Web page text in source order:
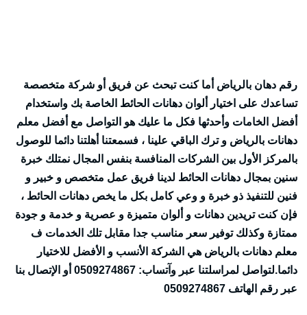
رقم دهان بالرياض أما كنت تبحث عن فريق أو شركة متخصصة
تساعدك على اختيار ألوان دهانات الحائط الخاصة بك واستخدام
أفضل الخامات وأحدثها فكل ما عليك هو التواصل مع أفضل معلم
دهانات بالرياض و ترك الباقي علينا ، فسمعتنا أهلتنا دائما للوصول
بالمركز الأول بين الشركات المنافسة بنفس المجال نمتلك خبرة
سنين بمجال دهانات الحائط لدينا فريق عمل متخصص و خبير و
فنين للتنفيذ ذو خبرة و وعي كامل بكل ما يخص دهانات الحائط ،
فإن كنت تريدين دهانات و ألوان متميزة و عصرية و خدمة و جودة
ممتازة وكذلك توفير سعر مناسب جدا مقابل تلك الخدمات ف
معلم دهانات بالرياض هي الشركة الأنسب و الأفضل للاختيار
دائما.لتواصل لمراسلتنا عبر وآتساب: 0509274867 أو الإتصال بنا
عبر رقم الهاتف 0509274867